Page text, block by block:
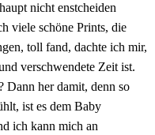
nicht enstcheiden
viele schöne Prints, die
toll fand, dachte ich mir,
verschwendete Zeit ist.
Dann her damit, denn so
ist es dem Baby
ich kann mich an